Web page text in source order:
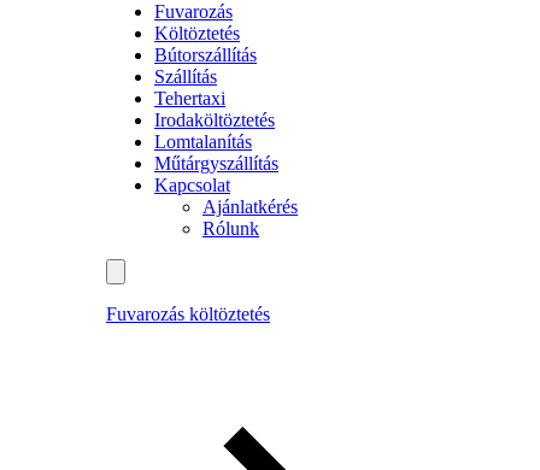
Fuvarozás
Költöztetés
Bútorszállítás
Szállítás
Tehertaxi
Irodaköltöztetés
Lomtalanítás
Műtárgyszállítás
Kapcsolat
Ajánlatkérés
Rólunk
Fuvarozás költöztetés